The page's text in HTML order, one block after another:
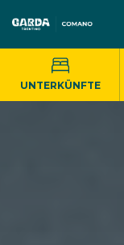
UNTERKÜNFTE